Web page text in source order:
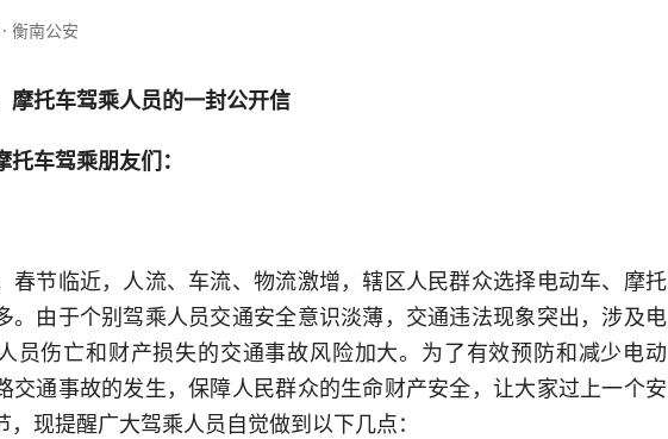
· 衡南公安
摩托车驾乘人员的一封公开信
车驾乘朋友们：
春节临近，人流、车流、物流激增，辖区人民群众选择电动车、摩托
。由于个别驾乘人员交通安全意识淡薄，交通违法现象突出，涉及电
员伤亡和财产损失的交通事故风险加大。为了有效预防和减少电动
交通事故的发生，保障人民群众的生命财产安全，让大家过上一个安
现提醒广大驾乘人员自觉做到以下几点：